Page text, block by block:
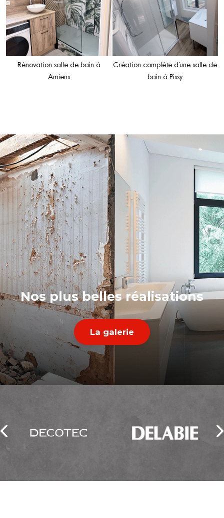
Rénovation salle de bain à
Amiens
Création complète d’une salle de
bain à Pissy
Nos plus belles réalisations
La galerie